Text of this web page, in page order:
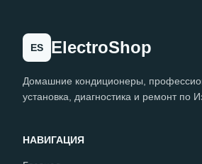
ES ElectroShop
Домашние кондиционеры,
установка, диагностика и ремонт по
НАВИГАЦИЯ